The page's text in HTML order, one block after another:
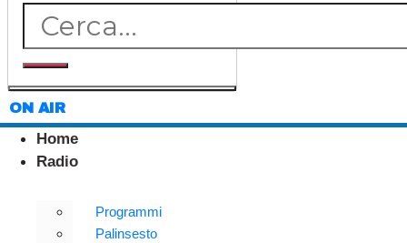
ON AIR
Home
Radio
Programmi
Palinsesto